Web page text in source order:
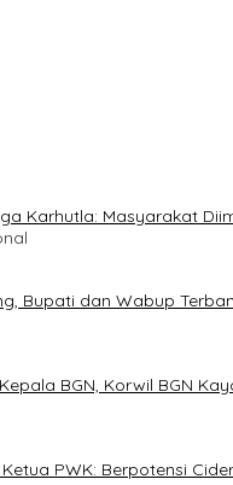
Karhutla: Masyarakat
Bupati dan Wabup
BGN, Korwil BGN
PWK: Berpotensi